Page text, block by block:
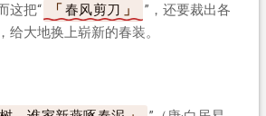
这把“
春风剪刀
”，还要裁出各
给大地换上崭新的春装。